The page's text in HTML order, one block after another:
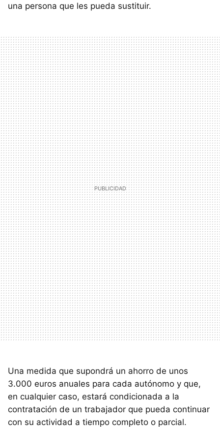
una persona que les pueda sustituir.
Una medida que supondrá un ahorro de unos
3.000 euros anuales para cada autónomo y que,
en cualquier caso, estará condicionada a la
contratación de un trabajador que pueda continuar
con su actividad a tiempo completo o parcial.